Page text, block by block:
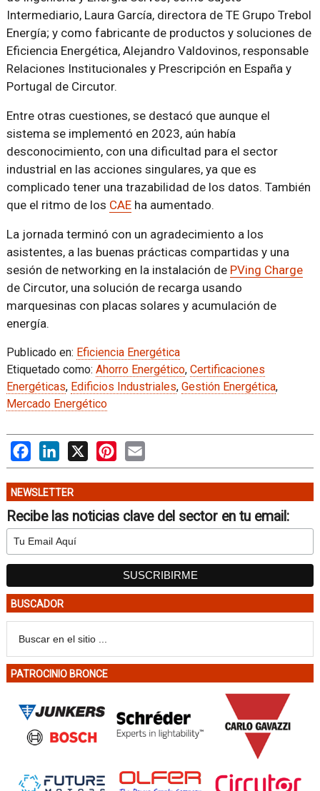
Intermediario, Laura García, directora de TE Grupo Trebol
Energía; y como fabricante de productos y soluciones de
Eficiencia Energética, Alejandro Valdovinos, responsable
Relaciones Institucionales y Prescripción en España y
Portugal de Circutor.
Entre otras cuestiones, se destacó que aunque el
sistema se implementó en 2023, aún había
desconocimiento, con una dificultad para el sector
industrial en las acciones singulares, ya que es
complicado tener una trazabilidad de los datos. También
que el ritmo de los CAEha aumentado.
La jornada terminó con un agradecimiento a los
asistentes, a las buenas prácticas compartidas y una
sesión de networking en la instalación de PVing Charge
de Circutor, una solución de recarga usando
marquesinas con placas solares y acumulación de
energía.
Publicado en: Eficiencia Energética
Etiquetado como: Ahorro Energético, Certificaciones
Energéticas, Edificios Industriales, Gestión Energética,
Mercado Energético
FacebookLinkedIn
X PinterestEmail
NEWSLETTER
Recibe las noticias clave del sector en tu email:
BUSCADOR
PATROCINIO BRONCE